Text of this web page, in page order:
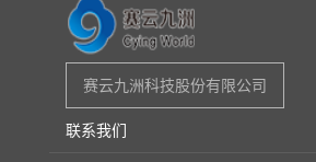
赛云九洲科技股份有限公司
联系我们